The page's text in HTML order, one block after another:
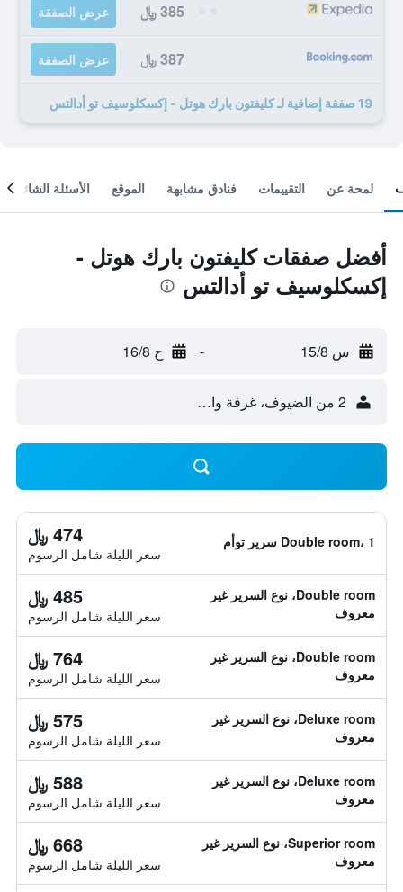
385 ﷼ عرض الصفقة
387 ﷼ عرض الصفقة
19 صفقة إضافية لـ كليفتون بارك هوتل - إكسكلوسيف تو أدالتس
لمحة عن التقييمات فنادق مشابهة الموقع الأسئلة الشائعة
أفضل صفقات كليفتون بارك هوتل -
إكسكلوسيف تو أدالتس
س 15/8 - ح 16/8
2 من الضيوف، غرفة واحدة
Double room، 1 سرير توأم 474 ﷼
سعر الليلة شامل الرسوم
Double room، نوع السرير غير
معروف
485 ﷼
سعر الليلة شامل الرسوم
Double room، نوع السرير غير
معروف
764 ﷼
سعر الليلة شامل الرسوم
Deluxe room، نوع السرير غير
معروف
575 ﷼
سعر الليلة شامل الرسوم
Deluxe room، نوع السرير غير
معروف
588 ﷼
سعر الليلة شامل الرسوم
Superior room، نوع السرير غير
معروف
668 ﷼
سعر الليلة شامل الرسوم